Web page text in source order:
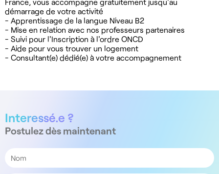
démarrage de votre activité
- Apprentissage de la langue Niveau B2
- Mise en relation avec nos professeurs partenaires
- Suivi pour l'Inscription à l'ordre ONCD
- Aide pour vous trouver un logement
- Consultant(e) dédié(e) à votre accompagnement
Interessé.e ?
Postulez dès maintenant